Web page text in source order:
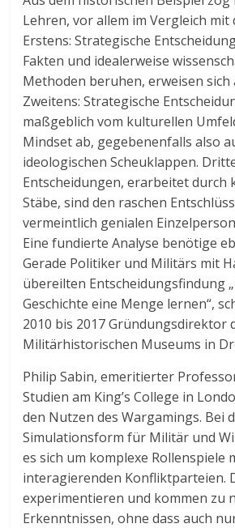
Lehren, vor allem im Vergleich mit
Erstens: Strategische
Fakten und idealerweise
Methoden beruhen, erweisen sich
Zweitens: Strategische
maßgeblich vom kulturellen
Mindset ab, gegebenenfalls also
ideologischen Scheuklappen.
Entscheidungen, erarbeitet durch
Stäbe, sind den raschen
vermeintlich genialen
Eine fundierte Analyse benötige
Gerade Politiker und Militärs mit
übereilten Entscheidungsfindung
Geschichte eine Menge lernen“,
2010 bis 2017 Gründungsdirektor
Militärhistorischen Museums in
Philip Sabin, emeritierter
Studien am King’s College in
den Nutzen des Wargamings. Bei
Simulationsform für Militär und
es sich um komplexe Rollenspiele
interagierenden Konfliktparteien.
experimentieren und kommen zu
Erkenntnissen, ohne dass auch